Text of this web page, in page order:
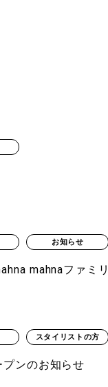
お知らせ
mahnaファミ
スタイリストの方
ンのお知らせ